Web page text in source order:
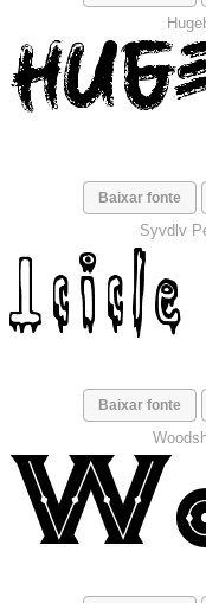
Baixar fonte
Syvdlv
Baixar fonte